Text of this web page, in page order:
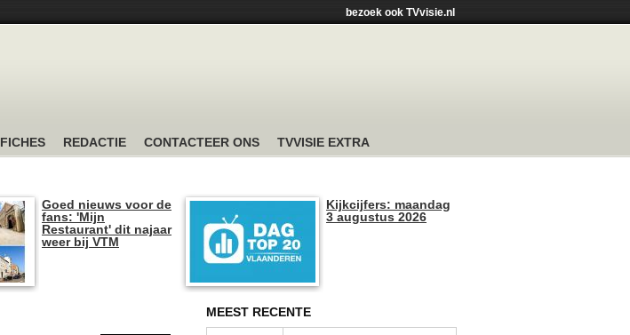
bezoek ook TVvisie.nl
FICHES REDACTIE CONTACTEER ONS TVVISIE EXTRA
Goed nieuws voor de
fans: 'Mijn
Restaurant' dit najaar
weer bij VTM
Kijkcijfers: maandag
3 augustus 2026
MEEST RECENTE